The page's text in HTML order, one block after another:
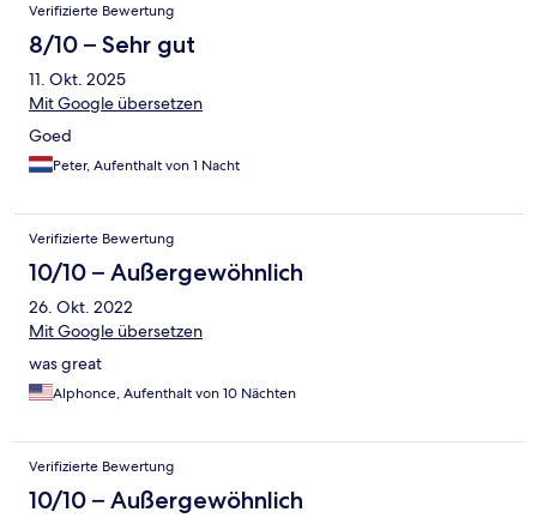
Verifizierte Bewertung
8/10 – Sehr gut
11. Okt. 2025
Mit Google übersetzen
Goed
Peter, Aufenthalt von 1 Nacht
Verifizierte Bewertung
10/10 – Außergewöhnlich
26. Okt. 2022
Mit Google übersetzen
was great
Alphonce, Aufenthalt von 10 Nächten
Verifizierte Bewertung
10/10 – Außergewöhnlich